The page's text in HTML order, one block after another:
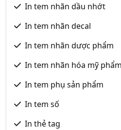
In tem nhãn dầu nhớt
In tem nhãn decal
In tem nhãn dược phẩm
In tem nhãn hóa mỹ phẩm
In tem phụ sản phẩm
In tem số
In thẻ tag